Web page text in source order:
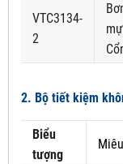
VTC3134-
2
2. Bộ tiết kiệm
Biểu
tượng